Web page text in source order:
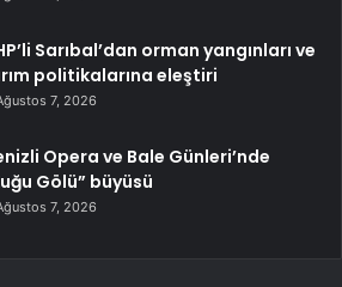
Sarıbal’dan orman yangınları ve
politikalarına eleştiri
7, 2026
Opera ve Bale Günleri’nde
Gölü” büyüsü
7, 2026